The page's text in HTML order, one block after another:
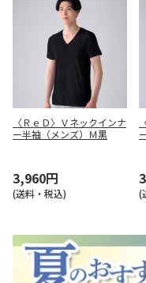
〈ＲｅＤ〉Ｖネックインナ
ー半袖（メンズ）Ｍ黒
3,960円
(送料・税込) (